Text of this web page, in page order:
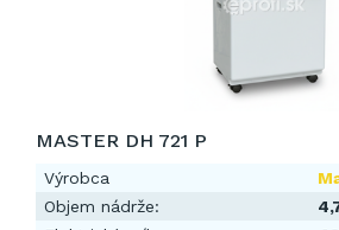
MASTER DH 721 P
Výrobca
Objem nádrže: